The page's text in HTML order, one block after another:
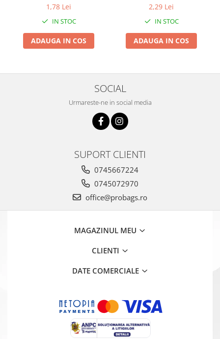
1,78 Lei
IN STOC
ADAUGA IN COS
2,29 Lei
IN STOC
ADAUGA IN COS
SOCIAL
Urmareste-ne in social media
SUPORT CLIENTI
0745667224
0745072970
office@probags.ro
MAGAZINUL MEU
CLIENTI
DATE COMERCIALE